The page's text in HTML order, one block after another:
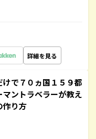
詳細を見る
で７０ヵ国１５９都
ントラベラーが教え
作り方